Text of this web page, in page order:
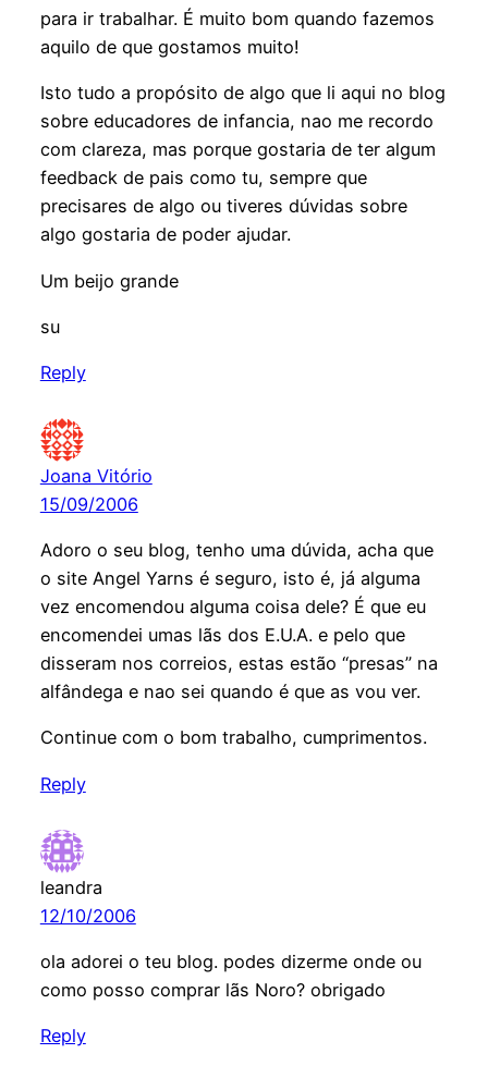
para ir trabalhar. É muito bom quando fazemos
aquilo de que gostamos muito!
Isto tudo a propósito de algo que li aqui no blog
sobre educadores de infancia, nao me recordo
com clareza, mas porque gostaria de ter algum
feedback de pais como tu, sempre que
precisares de algo ou tiveres dúvidas sobre
algo gostaria de poder ajudar.
Um beijo grande
su
Reply
Joana Vitório
15/09/2006
Adoro o seu blog, tenho uma dúvida, acha que
o site Angel Yarns é seguro, isto é, já alguma
vez encomendou alguma coisa dele? É que eu
encomendei umas lãs dos E.U.A. e pelo que
disseram nos correios, estas estão “presas” na
alfândega e nao sei quando é que as vou ver.
Continue com o bom trabalho, cumprimentos.
Reply
leandra
12/10/2006
ola adorei o teu blog. podes dizerme onde ou
como posso comprar lãs Noro? obrigado
Reply